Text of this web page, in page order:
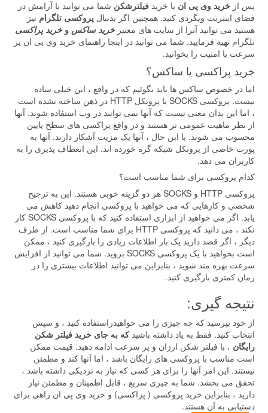
پس از خرید وی پی انیا خرید فیلترشکنشما می توانید با آرامش در
فضای اینترنت وبگردی کنید. همچنین اگر بدنبال پروکسی تلگرامنیز
هستید می توانید آنرا از سایت های معتبر خرید ساکسو خرید پراکسی
تلگرام تهیه فرمایید. شما می توانید در اینجا راهنمای خرید وی پی ان پر
سرعت با امنیت را بخوانید.
خرید پراکسی یا ساکس؟
اما در خصوص ساکس ها باید بگوئیم که در واقع ، این خیلی ساده
نیست. پروکسی SOCKS با پروتکل HTTP در ذهن ساخته نشده است
، اما این بدان معنی نیست که آنها نمی توانند در وب استفاده شوند. آنها
از نظر ماهیت عمومی تر هستند و در واقع پراکسی های سطح پایین
محسوب می شوند. با این حال ، آنها یک مزیت آشکار دارند. آنها به
پورت خاصی از پروتکل شبکه گره خورده اند. این انعطاف پذیری را به
کاربران می دهد.
کدام پروکسی برای شما مناسب است؟
پروکسی HTTP و SOCKS هر دو گزینه خوبی هستند. این به ترجیح
شخصی و کارهایی که می خواهید با پروکسی انجام دهید کاهش می
یابد. اگر می خواهید از ابزاری استفاده کنید که با پروکسی SOCKS کار
نکند ، می دانید که پروکسی HTTP برای شما مناسب است. از طرف
دیگر ، اگر قصد دارید یک بار اطلاعات زیادی را بارگیری کنید ، ممکن
است بخواهید با یک پروکسی SOCKS بروید. شما می توانید از افزایش
سرعت بهره مند شوید ، بنابراین می توانید اطلاعات بیشتری را در
زمان کمتری بارگیری کنید.
نتیجه گیری:
از خود بپرسید که چه چیزی را می خواهیدراستفاده کنید ، و سپس
انتخاب کنید. فقط به یاد داشته باشیدکه به جای خرید فیلتر شکن
رایگان، با فیلتر شکن ارزان و پر سرعت ادامه دهید. قیمت ممکن
است مناسب با پروکسی های رایگان باشد ، اما آنها کند و مطمئن
نیستند. این امر آنها را برای هر کسی که نیاز به نزدیکی داشته باشد ،
تحقق می بخشد. شما به چیزی سریع ، قابل اطمینان و مطمئن نیاز
دارید ، بنابراین خرید پروکسی ( پراکسی) و خرید وی پی ان راهی برای
دستیابی به آن هستند.